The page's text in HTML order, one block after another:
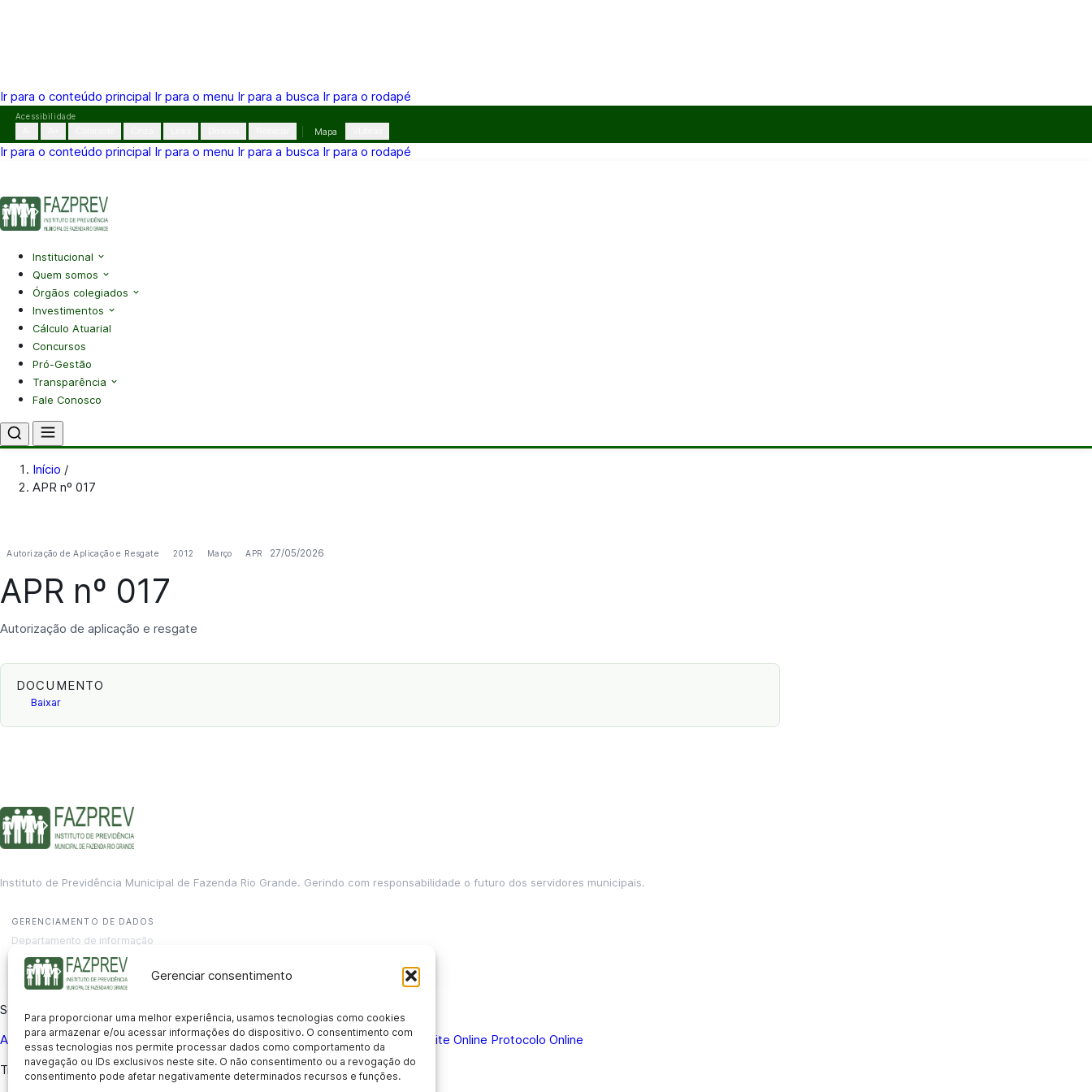
Gerenciar consentimento
Para proporcionar uma melhor experiência, usamos tecnologias como cookies
para armazenar e/ou acessar informações do dispositivo. O consentimento com
essas tecnologias nos permite processar dados como comportamento da
navegação ou IDs exclusivos neste site. O não consentimento ou a revogação do
consentimento pode afetar negativamente determinados recursos e funções.
Ir para o conteúdo principal Ir para o menu Ir para a busca Ir para o rodapé
Pular
o
Acessibilidade
Mapa
Ir para o conteúdo principal Ir para o menu Ir para a busca Ir para o rodapé
Institucional
Quem somos
Órgãos colegiados
Investimentos
Cálculo Atuarial
Concursos
Pró-Gestão
Transparência
Fale Conosco
Início /
APR nº 017
Autorização de Aplicação e Resgate 2012 Março APR 27/05/2026
APR nº 017
Autorização de aplicação e resgate
DOCUMENTO
Baixar
Instituto de Previdência Municipal de Fazenda Rio Grande. Gerindo com responsabilidade o futuro dos servidores municipais.
GERENCIAMENTO DE DADOS
Departamento de informação
contato@fazprev.pr.gov.br
(41) 3995-2146
Serviços
Aposentadoria Pensão por Morte Benefício por Invalidez Auxílio Doença Holerite Online Protocolo Online
Transparência